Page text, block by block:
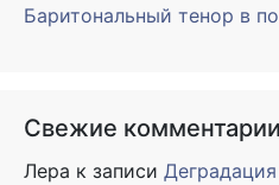
Баритональный тенор в
Свежие комментарии
Лера к записи